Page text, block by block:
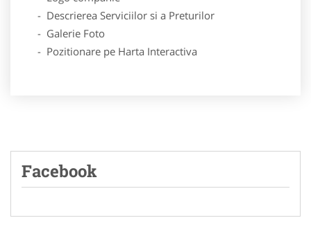
- Descrierea Serviciilor si a Preturilor
- Galerie Foto
- Pozitionare pe Harta Interactiva
Facebook